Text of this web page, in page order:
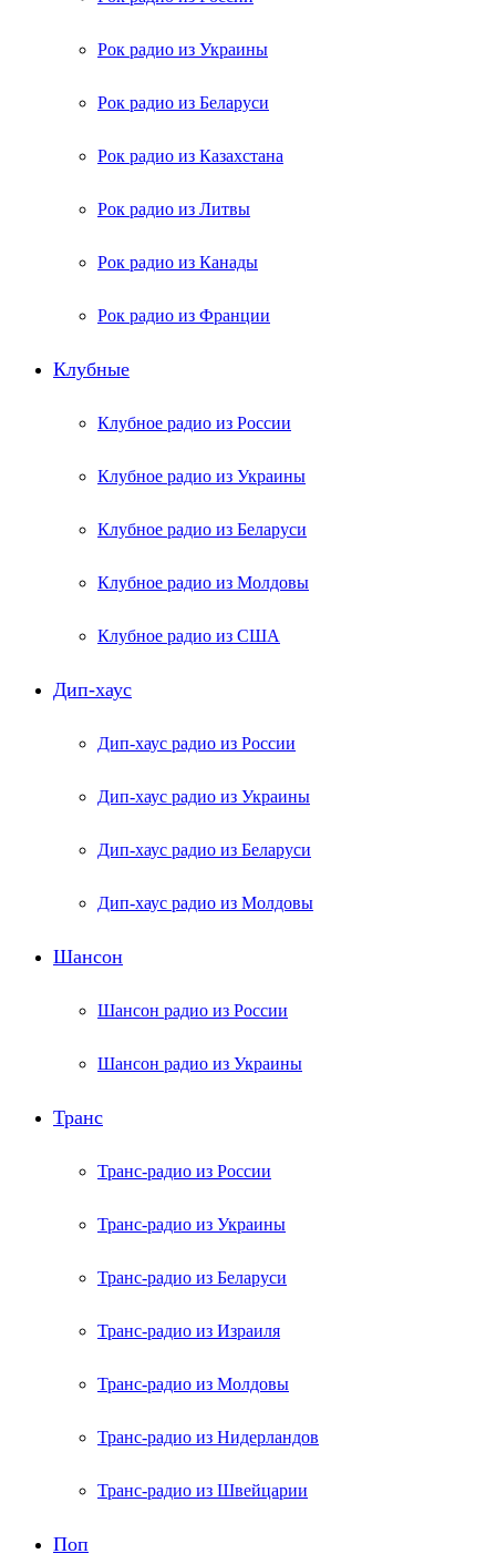
Рок радио из Украины
Рок радио из Беларуси
Рок радио из Казахстана
Рок радио из Литвы
Рок радио из Канады
Рок радио из Франции
Клубные
Клубное радио из России
Клубное радио из Украины
Клубное радио из Беларуси
Клубное радио из Молдовы
Клубное радио из США
Дип-хаус
Дип-хаус радио из России
Дип-хаус радио из Украины
Дип-хаус радио из Беларуси
Дип-хаус радио из Молдовы
Шансон
Шансон радио из России
Шансон радио из Украины
Транс
Транс-радио из России
Транс-радио из Украины
Транс-радио из Беларуси
Транс-радио из Израиля
Транс-радио из Молдовы
Транс-радио из Нидерландов
Транс-радио из Швейцарии
Поп